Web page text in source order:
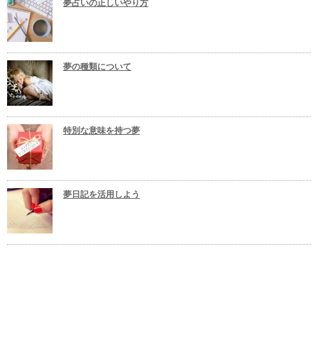
夢占いの正しいやり方
夢の種類について
特別な意味を持つ夢
夢日記を活用しよう